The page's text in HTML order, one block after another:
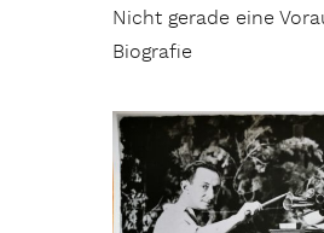
Nicht gerade eine
Biografie